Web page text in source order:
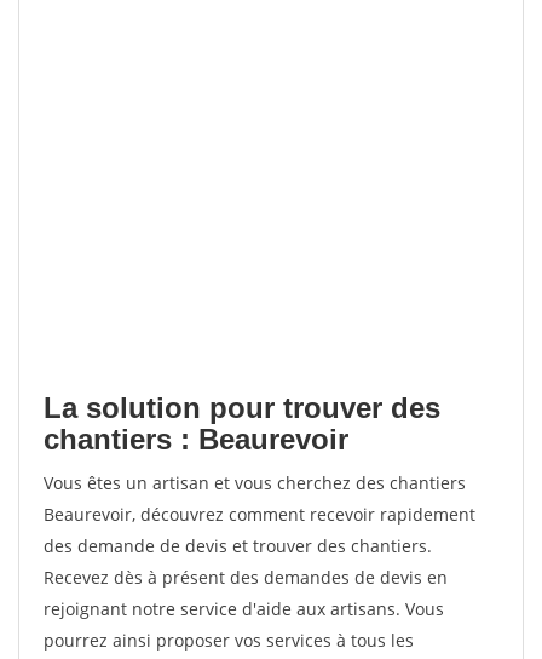
La solution pour trouver des
chantiers : Beaurevoir
Vous êtes un artisan et vous cherchez des chantiers
Beaurevoir, découvrez comment recevoir rapidement
des demande de devis et trouver des chantiers.
Recevez dès à présent des demandes de devis en
rejoignant notre service d'aide aux artisans. Vous
pourrez ainsi proposer vos services à tous les